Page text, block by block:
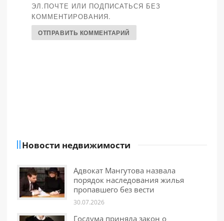
ЭЛ.ПОЧТЕ ИЛИ ПОДПИСАТЬСЯ БЕЗ
КОММЕНТИРОВАНИЯ.
Новости недвижимости
Адвокат Мангутова назвала
порядок наследования жилья
пропавшего без вести
30.07.2026
Госдума приняла закон о